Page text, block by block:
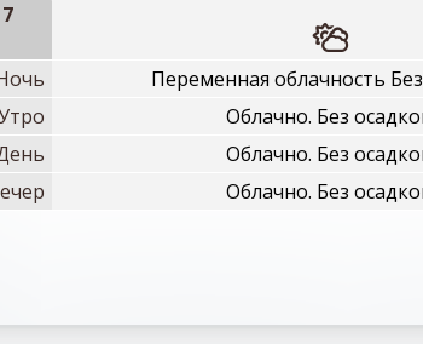
Переменная облачность
Облачно. Без
Облачно. Без
Облачно. Без